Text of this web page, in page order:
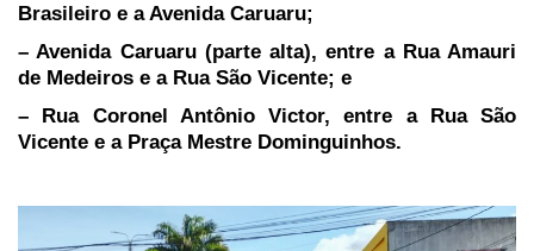
Brasileiro e a Avenida Caruaru;
– Avenida Caruaru (parte alta), entre a Rua Amauri
de Medeiros e a Rua São Vicente; e
– Rua Coronel Antônio Victor, entre a Rua São
Vicente e a Praça Mestre Dominguinhos.